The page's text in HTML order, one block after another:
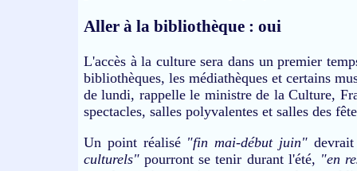
Aller à la bibliothèque : oui
L'accès à la culture sera dans un premier
bibliothèques, les médiathèques et certains
de lundi, rappelle le ministre de la Culture,
spectacles, salles polyvalentes et salles des
Un point réalisé "fin mai-début juin"devrait
culturels" pourront se tenir durant l'été, "en